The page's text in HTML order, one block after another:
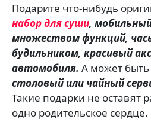
Подарите что-нибудь
набор для суши,
множеством функций,
будильником, красивый
автомобиля. А может быть
столовый или чайный
Такие подарки не оставят
одно родительское сердце.